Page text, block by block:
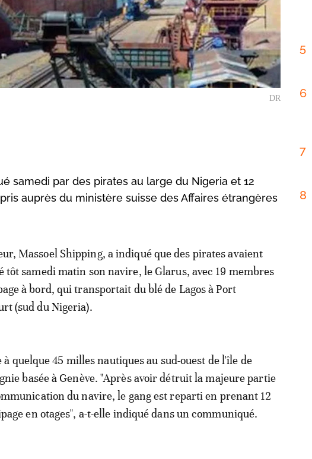
DR
samedi par des pirates au large du Nigeria et 12
auprès du ministère suisse des Affaires étrangères
Massoel Shipping, a indiqué que des pirates avaient
tôt samedi matin son navire, le Glarus, avec 19 membres
à bord, qui transportait du blé de Lagos à Port
(sud du Nigeria).
quelque 45 milles nautiques au sud-ouest de l'île de
basée à Genève. "Après avoir détruit la majeure partie
du navire, le gang est reparti en prenant 12
en otages", a-t-elle indiqué dans un communiqué.
5
6
7
8